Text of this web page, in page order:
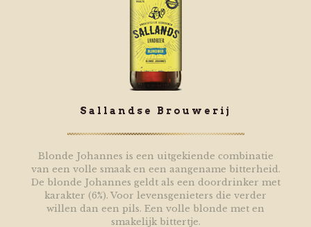
Sallandse Brouwerij
Blonde Johannes is een uitgekiende combinatie
van een volle smaak en een aangename bitterheid.
De blonde Johannes geldt als een doordrinker met
karakter (6%). Voor levensgenieters die verder
willen dan een pils. Een volle blonde met en
smakelijk bittertje.